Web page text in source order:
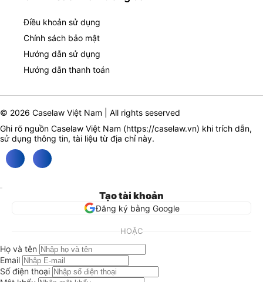
Điều khoản sử dụng
Chính sách bảo mật
Hướng dẫn sử dụng
Hướng dẫn thanh toán
© 2026 Caselaw Việt Nam | All rights seserved
Ghi rõ nguồn Caselaw Việt Nam (https://caselaw.vn) khi trích dẫn,
sử dụng thông tin, tài liệu từ địa chỉ này.
Tạo tài khoản
Đăng ký bằng Google
HOẶC
Họ và tên
Email
Số điện thoại